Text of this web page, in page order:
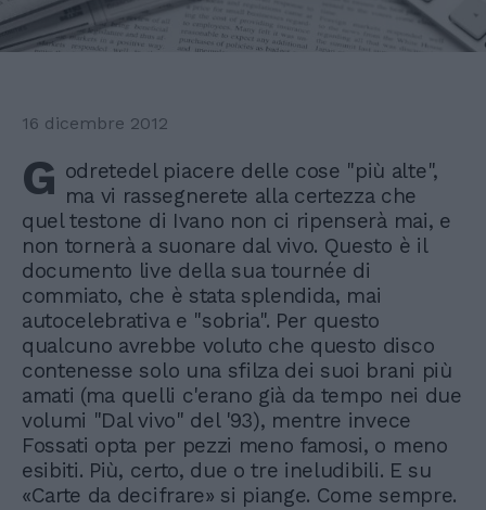
16 dicembre 2012
G odretedel piacere delle cose "più alte",
ma vi rassegnerete alla certezza che
quel testone di Ivano non ci ripenserà mai, e
non tornerà a suonare dal vivo. Questo è il
documento live della sua tournée di
commiato, che è stata splendida, mai
autocelebrativa e "sobria". Per questo
qualcuno avrebbe voluto che questo disco
contenesse solo una sfilza dei suoi brani più
amati (ma quelli c'erano già da tempo nei due
volumi "Dal vivo" del '93), mentre invece
Fossati opta per pezzi meno famosi, o meno
esibiti. Più, certo, due o tre ineludibili. E su
«Carte da decifrare» si piange. Come sempre.